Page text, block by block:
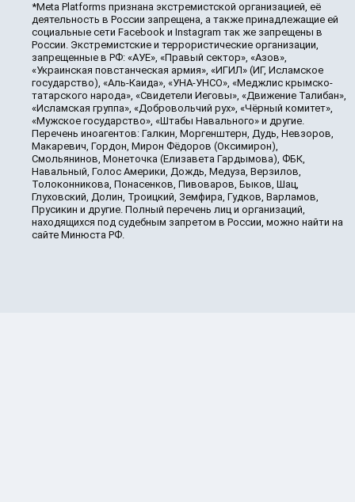
*Meta Platforms признана экстремистской организацией, её
деятельность в России запрещена, а также принадлежащие ей
социальные сети Facebook и Instagram так же запрещены в
России. Экстремистские и террористические организации,
запрещенные в РФ: «АУЕ», «Правый сектор», «Азов»,
«Украинская повстанческая армия», «ИГИЛ» (ИГ, Исламское
государство), «Аль-Каида», «УНА-УНСО», «Меджлис крымско-
татарского народа», «Свидетели Иеговы», «Движение Талибан»,
«Исламская группа», «Добровольчий рух», «Чёрный комитет»,
«Мужское государство», «Штабы Навального» и другие.
Перечень иноагентов: Галкин, Моргенштерн, Дудь, Невзоров,
Макаревич, Гордон, Мирон Фёдоров (Оксимирон),
Смольянинов, Монеточка (Елизавета Гардымова), ФБК,
Навальный, Голос Америки, Дождь, Медуза, Верзилов,
Толоконникова, Понасенков, Пивоваров, Быков, Шац,
Глуховский, Долин, Троицкий, Земфира, Гудков, Варламов,
Прусикин и другие. Полный перечень лиц и организаций,
находящихся под судебным запретом в России, можно найти на
сайте Минюста РФ.